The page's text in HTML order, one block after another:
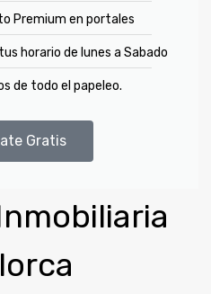
Premium en portales
horario de lunes a Sabado
de todo el papeleo.
Gratis